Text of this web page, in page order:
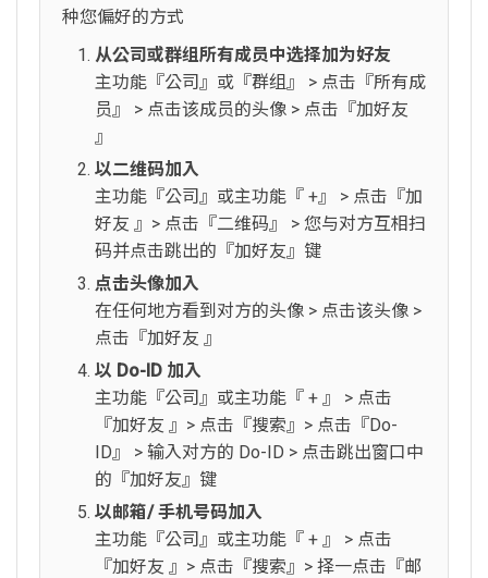
种您偏好的方式
从公司或群组所有成员中选择加为好友
主功能『公司』或『群组』 > 点击『所有成
员』 > 点击该成员的头像 > 点击『加好友
』
以二维码加入
主功能『公司』或主功能『 +』 > 点击『加
好友 』> 点击『二维码』 > 您与对方互相扫
码并点击跳出的『加好友』键
点击头像加入
在任何地方看到对方的头像 > 点击该头像 >
点击『加好友 』
以 Do-ID 加入
主功能『公司』或主功能『 + 』 > 点击
『加好友 』> 点击『搜索』> 点击『Do-
ID』 > 输入对方的 Do-ID > 点击跳出窗口中
的『加好友』键
以邮箱/ 手机号码加入
主功能『公司』或主功能『 + 』 > 点击
『加好友 』> 点击『搜索』> 择一点击『邮